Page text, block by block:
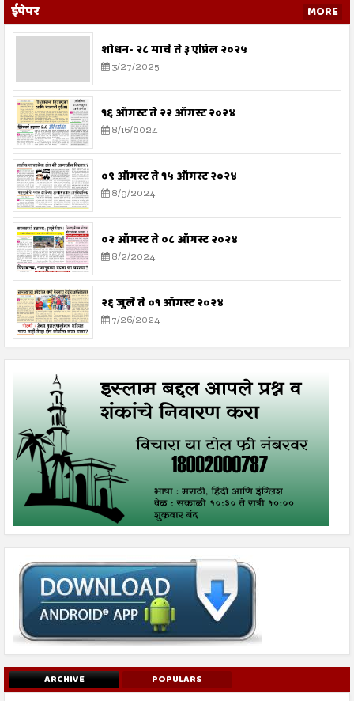
ईपेपर MORE
शोधन- २८ मार्च ते ३ एप्रिल २०२५
3/27/2025
१६ ऑगस्ट ते २२ ऑगस्ट २०२४
8/16/2024
०९ ऑगस्ट ते १५ ऑगस्ट २०२४
8/9/2024
०२ ऑगस्ट ते ०८ ऑगस्ट २०२४
8/2/2024
२६ जुलै ते ०१ ऑगस्ट २०२४
7/26/2024
ARCHIVE POPULARS